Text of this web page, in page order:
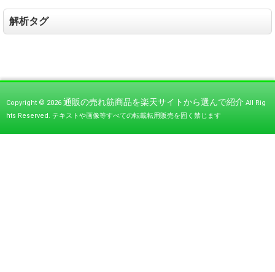
解析タグ
Copyright © 2026 通販の売れ筋商品を楽天サイトから選んで紹介 All Rig
hts Reserved. テキストや画像等すべての転載転用販売を固く禁じます